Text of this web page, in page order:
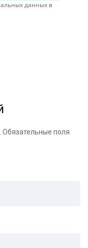
данных в
Обязательные поля